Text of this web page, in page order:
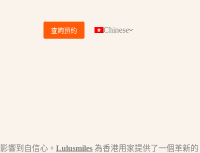
查詢預約 Chinese
響到自信心。 Lulusmiles 為香港用家提供了一個革新的